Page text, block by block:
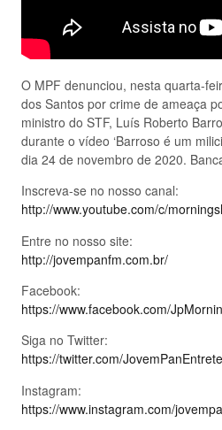
O MPF denunciou, nesta quarta-
dos Santos por crime de ameaça
ministro do STF, Luís Roberto
durante o vídeo ‘Barroso é um
dia 24 de novembro de 2020.
Inscreva-se no nosso canal:
http://www.youtube.com/c/
Entre no nosso site:
http://jovempanfm.com.br/
Facebook:
https://www.facebook.com/
Siga no Twitter:
https://twitter.com/JovemPanEntrete
Instagram:
https://www.instagram.com/